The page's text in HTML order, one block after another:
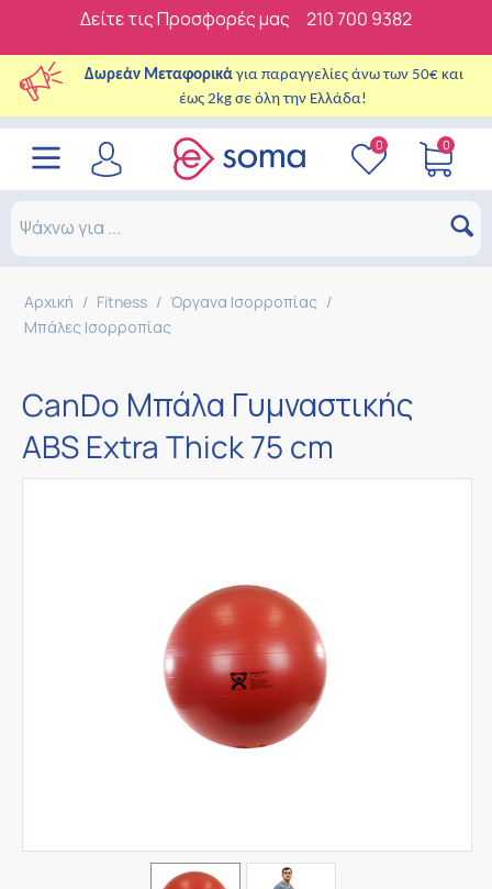
Δείτε τις Προσφορές μας 210 700 9382
Δωρεάν Μεταφορικά για παραγγελίες άνω των 50€ και
έως 2kg σε όλη την Ελλάδα!
0 0
Αρχική / Fitness / Όργανα Ισορροπίας /
Μπάλες Ισορροπίας
CanDo Μπάλα Γυμναστικής
ABS Extra Thick 75 cm